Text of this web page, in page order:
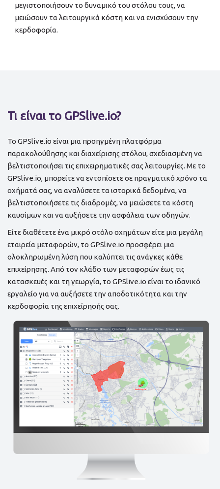
μεγιστοποιήσουν το δυναμικό του στόλου τους, να
μειώσουν τα λειτουργικά κόστη και να ενισχύσουν την
κερδοφορία.
Τι είναι το GPSlive.io?
Το GPSlive.io είναι μια προηγμένη πλατφόρμα
παρακολούθησης και διαχείρισης στόλου, σχεδιασμένη να
βελτιστοποιήσει τις επιχειρηματικές σας λειτουργίες. Με το
GPSlive.io, μπορείτε να εντοπίσετε σε πραγματικό χρόνο τα
οχήματά σας, να αναλύσετε τα ιστορικά δεδομένα, να
βελτιστοποιήσετε τις διαδρομές, να μειώσετε τα κόστη
καυσίμων και να αυξήσετε την ασφάλεια των οδηγών.
Είτε διαθέτετε ένα μικρό στόλο οχημάτων είτε μια μεγάλη
εταιρεία μεταφορών, το GPSlive.io προσφέρει μια
ολοκληρωμένη λύση που καλύπτει τις ανάγκες κάθε
επιχείρησης. Από τον κλάδο των μεταφορών έως τις
κατασκευές και τη γεωργία, το GPSlive.io είναι το ιδανικό
εργαλείο για να αυξήσετε την αποδοτικότητα και την
κερδοφορία της επιχείρησής σας.